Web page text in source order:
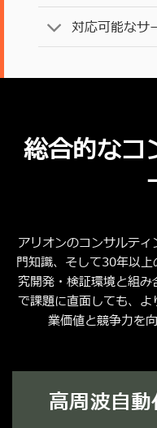
対応可能なサ
総合的なコ
アリオンのコンサルテ
門知識、そして30年以
究開発・検証環境と組
で課題に直面しても、
業価値と競争力を
高周波自